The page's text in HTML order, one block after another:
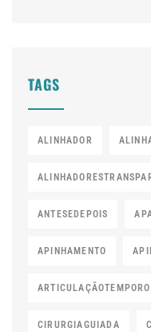
TAGS
ALINHADOR
ANTESEDEPOIS
APINHAMENTO
CIRURGIAGUIADA